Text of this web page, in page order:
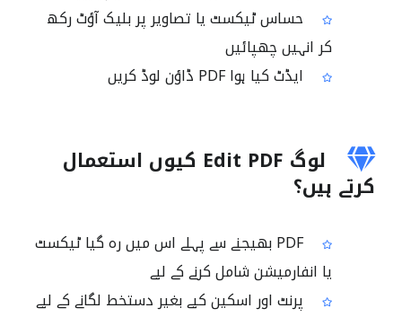
حساس ٹیکسٹ یا تصاویر پر بلیک آؤٹ رکھ
کر انہیں چھپائیں
ایڈٹ کیا ہوا PDF ڈاؤن لوڈ کریں
لوگ Edit PDF کیوں استعمال
کرتے ہیں؟
PDF بھیجنے سے پہلے اس میں رہ گیا ٹیکسٹ
یا انفارمیشن شامل کرنے کے لیے
پرنٹ اور اسکین کیے بغیر دستخط لگانے کے لیے